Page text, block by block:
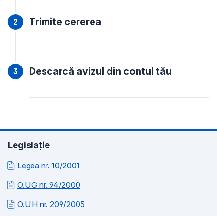
Trimite cererea
Descarcă avizul din contul tău
Legislație
Legea nr. 10/2001
O.U.G nr. 94/2000
O.U.H nr. 209/2005